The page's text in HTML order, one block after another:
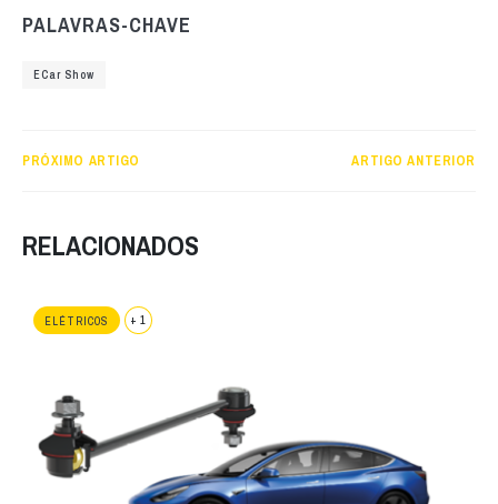
PALAVRAS-CHAVE
ECar Show
PRÓXIMO ARTIGO ARTIGO ANTERIOR
RELACIONADOS
ELÉTRICOS + 1